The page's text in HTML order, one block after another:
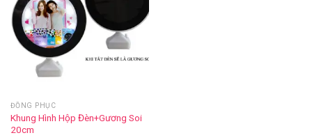
ĐỒNG PHỤC
Khung Hình Hộp Đèn+Gương Soi
20cm